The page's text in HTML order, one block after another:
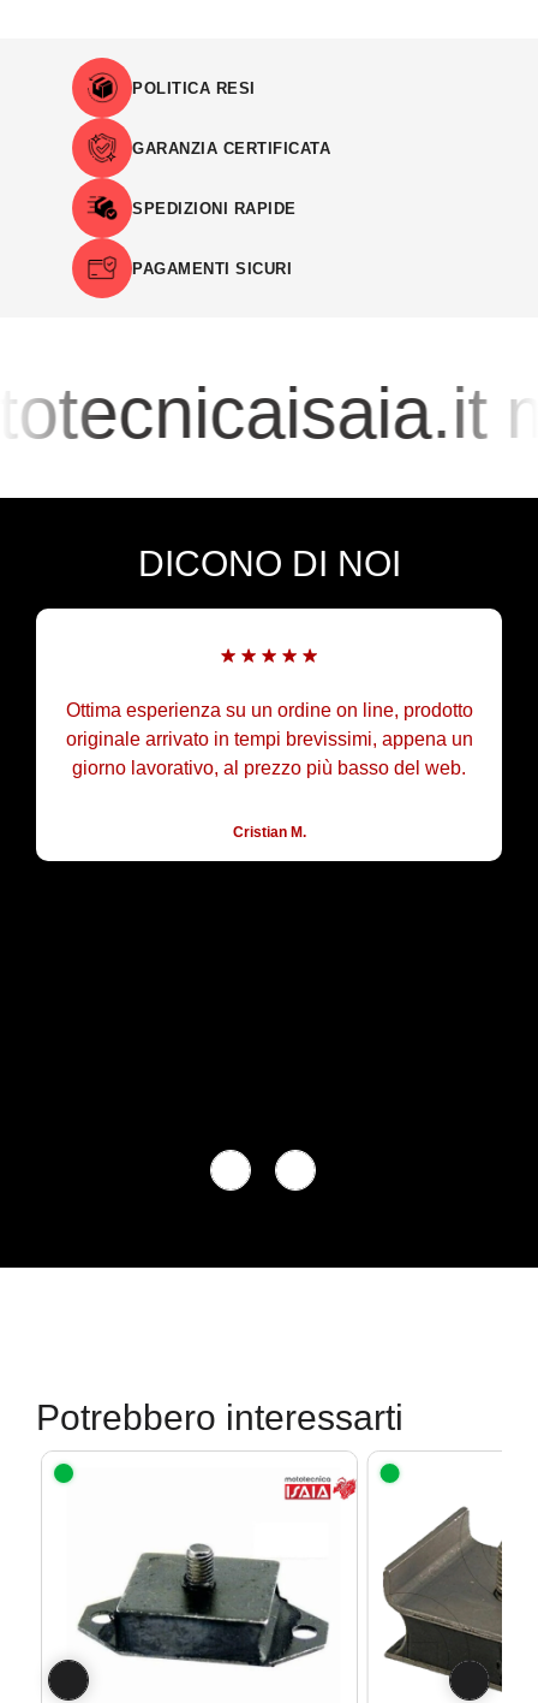
POLITICA RESI
GARANZIA CERTIFICATA
SPEDIZIONI RAPIDE
PAGAMENTI SICURI
DICONO DI NOI
on line, prodotto
brevissimi, appena un
più basso del web.
Negozio TOP trovi tutti i
disponibile sia alla vendita
Gli addetti dell officina
Mario G.
Potrebbero interessarti